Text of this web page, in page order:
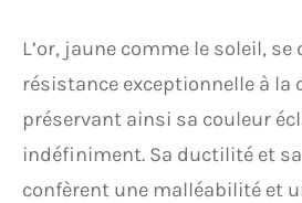
L’or, jaune comme le soleil,
résistance exceptionnelle à la
préservant ainsi sa couleur
indéfiniment. Sa ductilité et
confèrent une malléabilité et